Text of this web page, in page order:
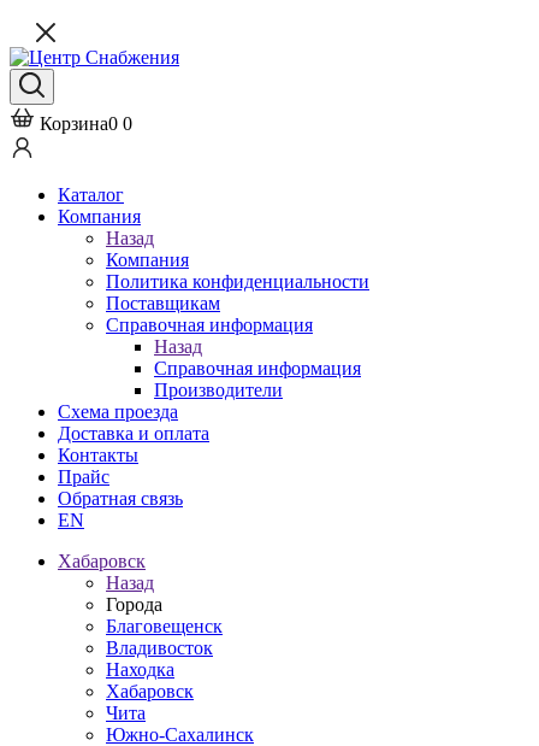
Корзина0 0
Каталог
Компания
Назад
Компания
Политика конфиденциальности
Поставщикам
Справочная информация
Назад
Справочная информация
Производители
Схема проезда
Доставка и оплата
Контакты
Прайс
Обратная связь
EN
Хабаровск
Назад
Города
Благовещенск
Владивосток
Находка
Хабаровск
Чита
Южно-Сахалинск